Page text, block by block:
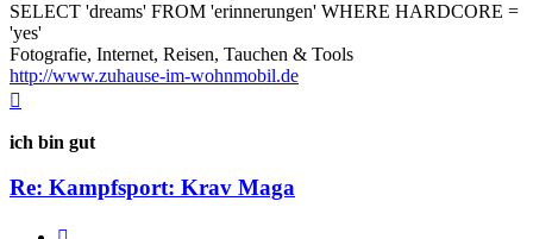
SELECT 'dreams' FROM 'erinnerungen' WHERE HARDCORE =
'yes'
Fotografie, Internet, Reisen, Tauchen & Tools
http://www.zuhause-im-wohnmobil.de
ich bin gut
Re: Kampfsport: Krav Maga